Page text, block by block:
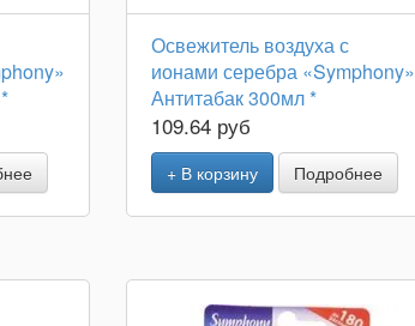
Освежитель воздуха с
ионами серебра «Symphony»
Антитабак 300мл *
109.64 руб
+ В корзину Подробнее